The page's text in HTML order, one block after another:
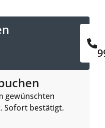
gewünschten
Sofort bestätigt.